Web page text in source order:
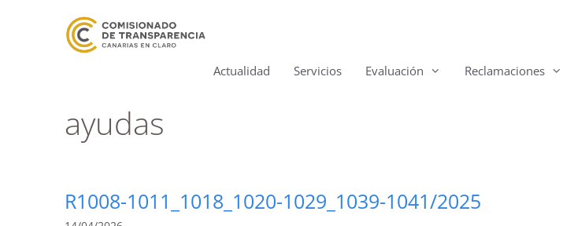
Actualidad Servicios Evaluación Reclamaciones
ayudas
R1008-1011_1018_1020-1029_1039-1041/2025